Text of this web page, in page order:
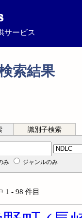
サービス
索結果
識別子検索
み ジャンルのみ
1 - 98 件目